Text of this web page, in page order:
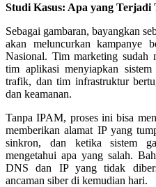
Studi Kasus: Apa yang Terjadi
Sebagai gambaran, bayangkan
akan meluncurkan kampanye
Nasional. Tim marketing sudah
tim aplikasi menyiapkan
trafik, dan tim infrastruktur
dan keamanan.
Tanpa IPAM, proses ini bisa
memberikan alamat IP yang
sinkron, dan ketika sistem
mengetahui apa yang salah.
DNS dan IP yang tidak
ancaman siber di kemudian hari.